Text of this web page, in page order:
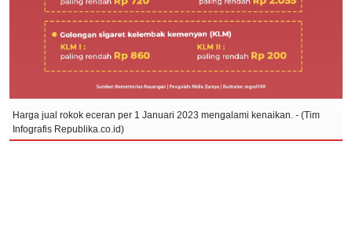
Harga jual rokok eceran per 1 Januari 2023 mengalami kenaikan. - (Tim
Infografis Republika.co.id)